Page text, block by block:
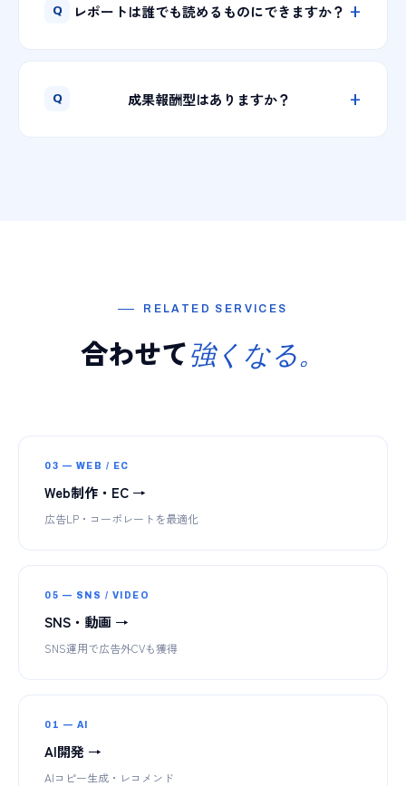
習や検索評価が溜まらず、適切な判断ができな
こともあります。
レポートは誰でも読めるものにできますか？
勝ち負け、来月のアクション）を必ず添付し、
成果報酬型はありますか？
RELATED SERVICES
合わせて強くなる。
03 — WEB / EC
Web制作・EC →
広告LP・コーポレートを最適化
05 — SNS / VIDEO
SNS・動画 →
SNS運用で広告外CVも獲得
01 — AI
AI開発 →
AIコピー生成・レコメンド